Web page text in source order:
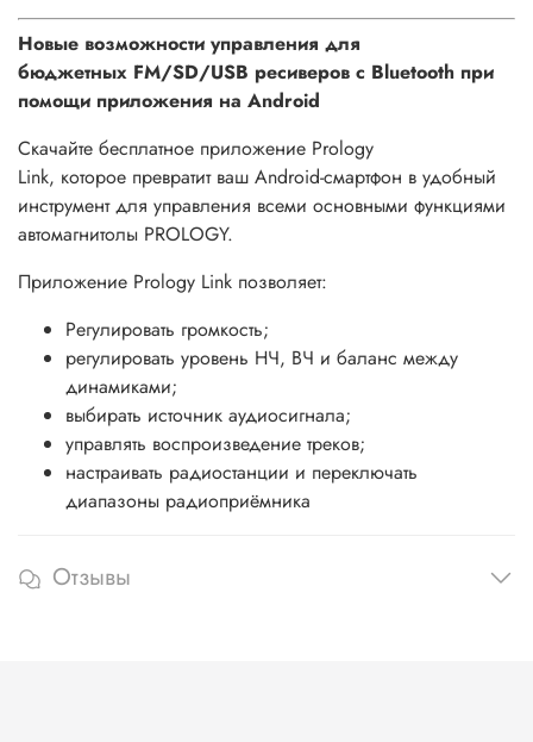
Новые возможности управления для
бюджетных FM/SD/USB ресиверов с Bluetooth при
помощи приложения на Android
Скачайте бесплатное приложение Prology
Link, которое превратит ваш Android-смартфон в удобный
инструмент для управления всеми основными функциями
автомагнитолы PROLOGY.
Приложение Prology Link позволяет:
Регулировать громкость;
регулировать уровень НЧ, ВЧ и баланс между
динамиками;
выбирать источник аудиосигнала;
управлять воспроизведение треков;
настраивать радиостанции и переключать
диапазоны радиоприёмника
Отзывы